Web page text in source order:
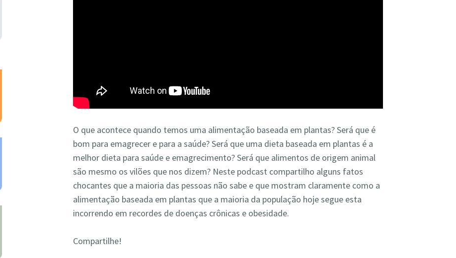
O que acontece quando temos uma alimentação baseada em plantas? Será que é
bom para emagrecer e para a saúde? Será que uma dieta baseada em plantas é a
melhor dieta para saúde e emagrecimento? Será que alimentos de origem animal
são mesmo os vilões que nos dizem? Neste podcast compartilho alguns fatos
chocantes que a maioria das pessoas não sabe e que mostram claramente como a
alimentação baseada em plantas que a maioria da população hoje segue esta
incorrendo em recordes de doenças crônicas e obesidade.
Compartilhe!